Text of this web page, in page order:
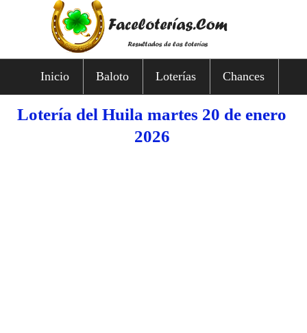
Inicio Baloto Loterías Chances
Lotería del Huila martes 20 de enero
2026